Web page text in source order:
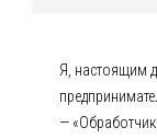
Я, настоящим
—